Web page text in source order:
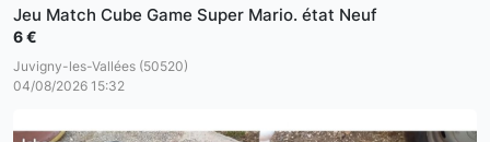
Jeu Match Cube Game Super Mario. état Neuf
6 €
Juvigny-les-Vallées (50520)
04/08/2026 15:32